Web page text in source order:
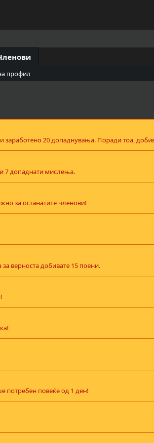
профил
заработено 20 допаднувања. Поради тоа,
и 7 допаднати мислења.
за останатите членови!
верноста добивате 15 поени.
потребен повеќе од 1 ден!